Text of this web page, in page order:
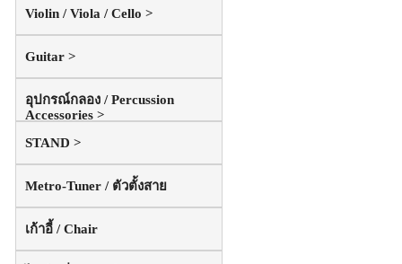
Violin / Viola / Cello >
Guitar >
อุปกรณ์กลอง / Percussion
Accessories >
STAND >
Metro-Tuner / ตัวตั้งสาย
เก้าอี้ / Chair